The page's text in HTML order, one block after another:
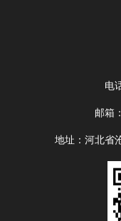
电
邮箱
地址：河北省